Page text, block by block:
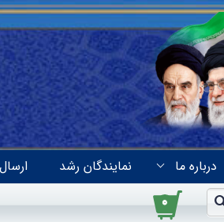
درباره ما نمایندگان رشد
۰